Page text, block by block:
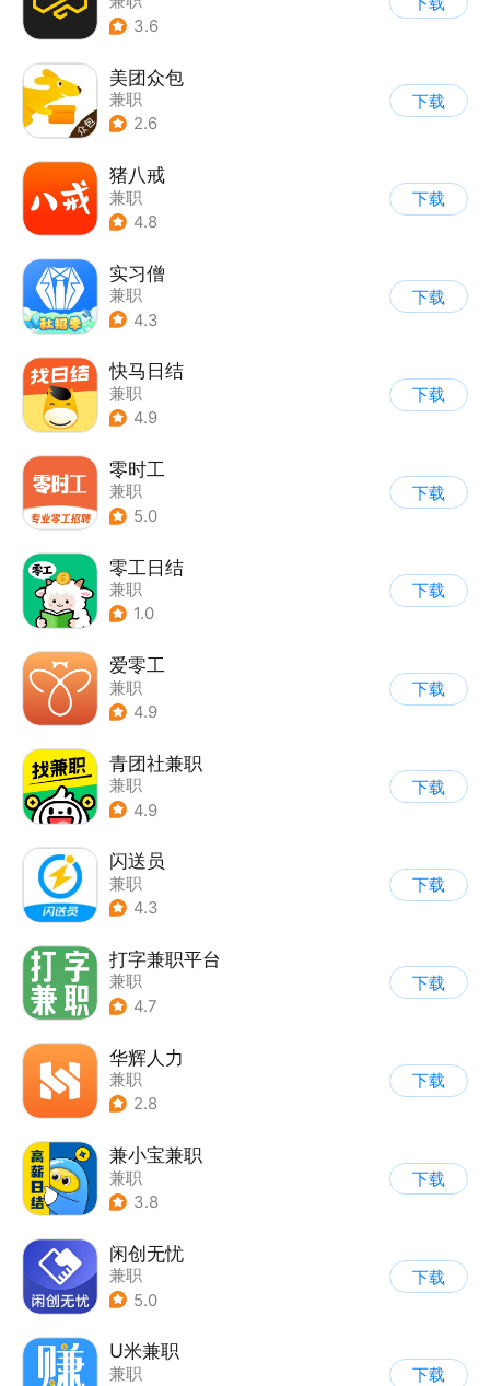
3.6
美团众包
兼职
2.6
下载
猪八戒
兼职
4.8
下载
实习僧
兼职
4.3
下载
快马日结
兼职
4.9
下载
零时工
兼职
5.0
下载
零工日结
兼职
1.0
下载
爱零工
兼职
4.9
下载
青团社兼职
兼职
4.9
下载
闪送员
兼职
4.3
下载
打字兼职平台
兼职
4.7
下载
华辉人力
兼职
2.8
下载
兼小宝兼职
兼职
3.8
下载
闲创无忧
兼职
5.0
下载
U米兼职
兼职
下载